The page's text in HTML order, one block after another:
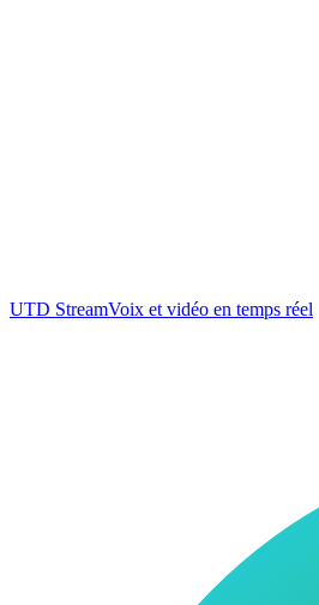
UTD StreamVoix et vidéo en temps réel